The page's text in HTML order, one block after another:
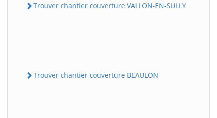
Trouver chantier couverture VALLON-EN-SULLY
Trouver chantier couverture BEAULON